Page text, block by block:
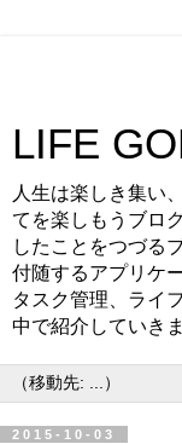
LIFE
人生は楽しき集い
てを楽しもうブロ
したことをつづる
付随するアプリケ
タスク管理、ライ
中で紹介していきま
2015-10-03